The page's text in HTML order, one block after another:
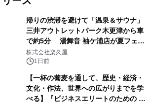
帰りの渋滞を避けて「温泉＆サウナ」
三井アウトレットパーク木更津から車
で約5分 湯舞音 袖ケ浦店が夏フェア
メニューを提供
株式会社楽久屋
1日前
【一杯の蕎麦を通して、歴史・経済・
文化・作法、世界への広がりまでを学
べる】『ビジネスエリートのための 教